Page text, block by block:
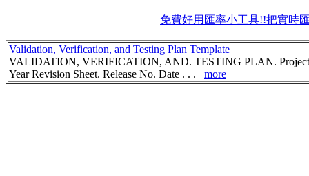
免費好用匯率小工具!!把實時
Validation, Verification, and Testing Plan Template
VALIDATION, VERIFICATION, AND. TESTING PLAN. Project
Year Revision Sheet. Release No. Date . . . more